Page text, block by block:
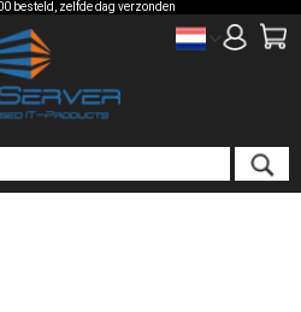
besteld, zelfde dag verzonden